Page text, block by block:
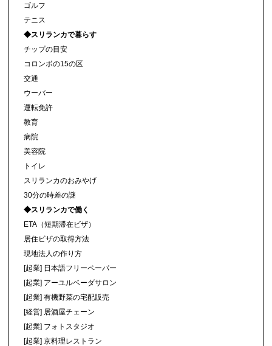
ゴルフ
テニス
◆スリランカで暮らす
チップの目安
コロンボの15の区
交通
ウーバー
運転免許
教育
病院
美容院
トイレ
スリランカのおみやげ
30分の時差の謎
◆スリランカで働く
ETA（短期滞在ビザ）
居住ビザの取得方法
現地法人の作り方
[起業] 日本語フリーペーパー
[起業] アーユルベーダサロン
[起業] 有機野菜の宅配販売
[経営] 居酒屋チェーン
[起業] フォトスタジオ
[起業] 京料理レストラン